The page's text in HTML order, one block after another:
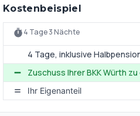
Kostenbeispiel
4 Tage 3 Nächte
4 Tage, inklusive
Zuschuss Ihrer BKK Würth
Ihr Eigenanteil